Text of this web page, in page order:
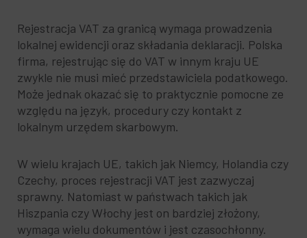
Rejestracja VAT za granicą wymaga prowadzenia
lokalnej ewidencji oraz składania deklaracji. Polska
firma, rejestrując się do VAT w innym kraju UE
zwykle nie musi mieć przedstawiciela podatkowego.
Może jednak okazać się to praktycznie pomocne ze
względu na język, procedury czy kontakt z
lokalnym urzędem skarbowym.
W wielu krajach UE, takich jak Niemcy, Holandia czy
Czechy, proces rejestracji VAT jest zazwyczaj
sprawny. Natomiast w państwach takich jak
Hiszpania czy Włochy jest on bardziej złożony,
wymaga wielu dokumentów i jest czasochłonny.